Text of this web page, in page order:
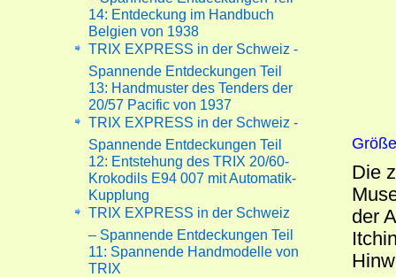
Die
der
14: Entdeckung im Handbuch
Belgien von 1938
TRIX EXPRESS in der Schweiz -
Spannende Entdeckungen Teil
13: Handmuster des Tenders der
20/57 Pacific von 1937
TRIX EXPRESS in der Schweiz -
Spannende Entdeckungen Teil
12: Entstehung des TRIX 20/60-
Krokodils E94 007 mit Automatik-
Kupplung
TRIX EXPRESS in der Schweiz
– Spannende Entdeckungen Teil
11: Spannende Handmodelle von
TRIX